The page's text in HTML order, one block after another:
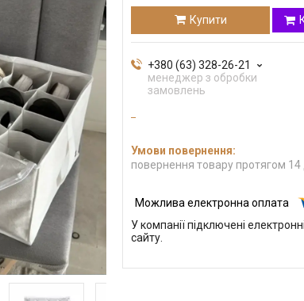
Купити
+380 (63) 328-26-21
менеджер з обробки
замовлень
повернення товару протягом 14
У компанії підключені
сайту.